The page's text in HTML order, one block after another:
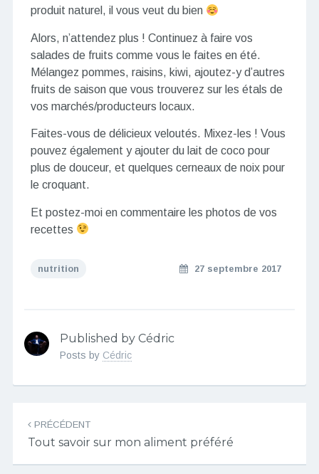
produit naturel, il vous veut du bien
Alors, n’attendez plus ! Continuez à faire vos
salades de fruits comme vous le faites en été.
Mélangez pommes, raisins, kiwi, ajoutez-y d’autres
fruits de saison que vous trouverez sur les étals de
vos marchés/producteurs locaux.
Faites-vous de délicieux veloutés. Mixez-les ! Vous
pouvez également y ajouter du lait de coco pour
plus de douceur, et quelques cerneaux de noix pour
le croquant.
Et postez-moi en commentaire les photos de vos
recettes
nutrition 27 septembre 2017
Published by Cédric
Posts by Cédric
Navigation
des
articles
PRÉCÉDENT
Tout savoir sur mon aliment préféré